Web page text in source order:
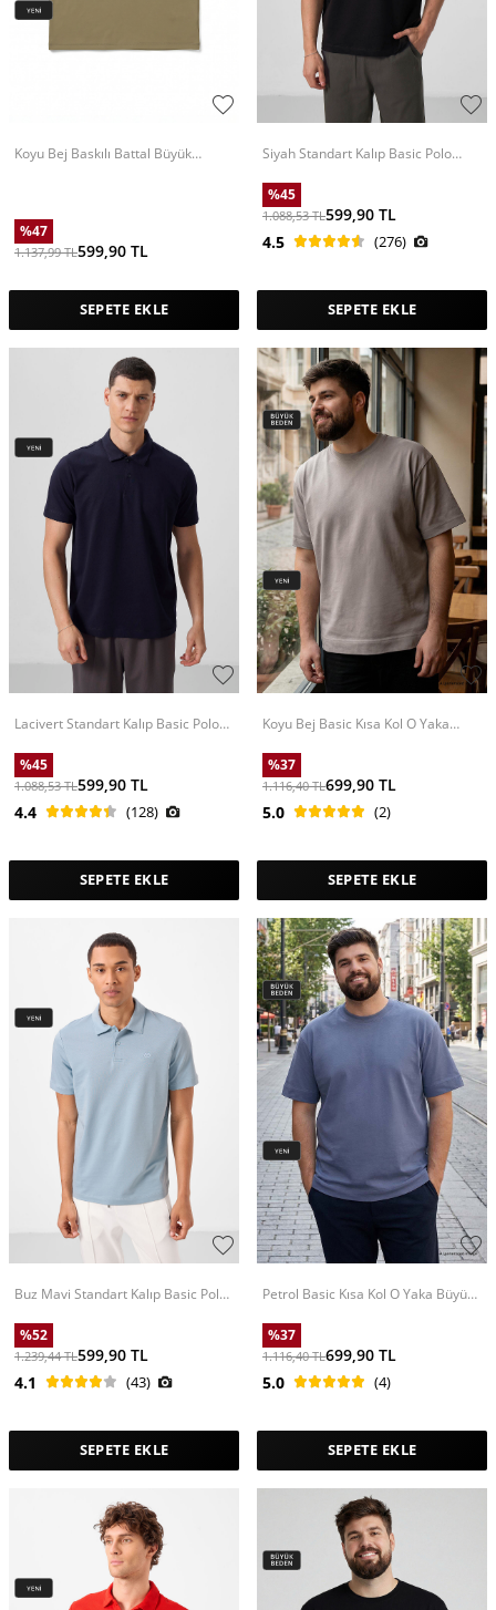
Koyu Bej Baskılı Battal Büyük
%47
1.137,99TL599,90 TL
SEPETE EKLE
Siyah Standart Kalıp Basic Polo
%45
1.088,53TL599,90 TL
4.5
(276)
SEPETE EKLE
Lacivert Standart Kalıp Basic Polo
%45
1.088,53TL599,90 TL
4.4
(128)
SEPETE EKLE
Koyu Bej Basic Kısa Kol O Yaka
%37
1.116,40TL699,90 TL
5.0
(2)
SEPETE EKLE
Buz Mavi Standart Kalıp Basic Polo
%52
1.239,44TL599,90 TL
4.1
(43)
SEPETE EKLE
Petrol Basic Kısa Kol O Yaka Büyük
%37
1.116,40TL699,90 TL
5.0
(4)
SEPETE EKLE